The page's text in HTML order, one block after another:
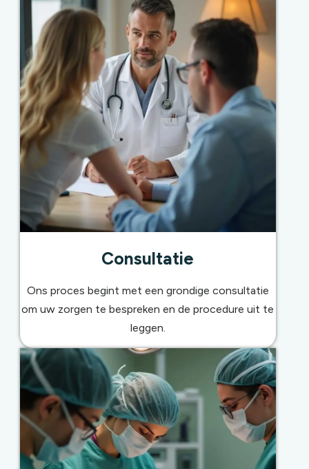
Consultatie
Ons proces begint met een grondige consultatie
om uw zorgen te bespreken en de procedure uit te
leggen.